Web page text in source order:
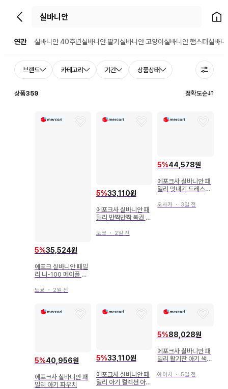
뒤로가기 홈으
연관 실바니안 40주년실바니안 딸기 실바니안 고양이 실바니안 햄스터실바
브랜드 카테고리 기간 상품상태
상품359 정확도순
5%35,524원
에포크 실바니안 패밀
리 니-100 메이플 고
도쿄 ・ 2일 전
5%33,110원
에포크사 실바니안 패
밀리 반짝반짝 복권 해
위츠 카 롤케이크 초코
도쿄 ・ 2일 전
5%44,578원
에포크사 실바니안 패
밀리 멋내기 드레스업
오사카 ・ 3일 전
5%40,956원
에포크사 실바니안 패
밀리 아기 파우치
5%33,110원
에포크사 실바니안 패
밀리 아기 컬렉션 아기
5%88,028원
에포크사 실바니안 패
밀리 활기찬 아기 색연
아이치 ・5일 전